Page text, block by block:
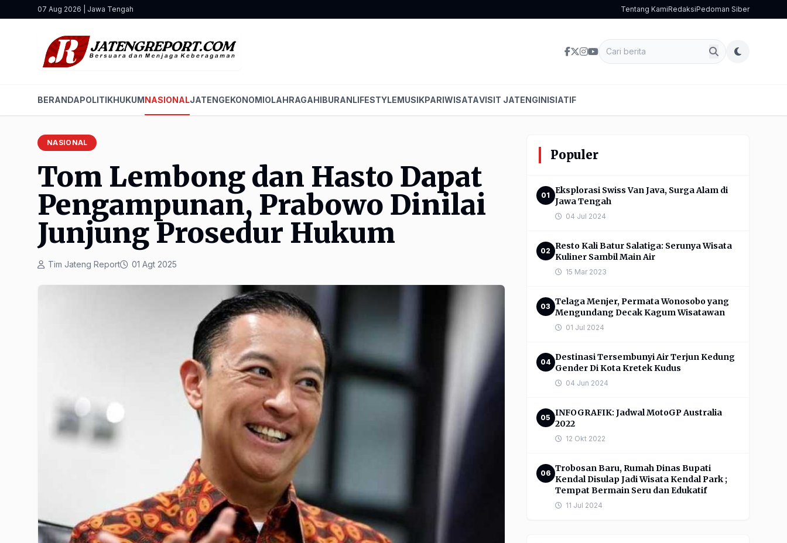
07 Aug 2026 | Jawa Tengah Tentang KamiRedaksiPedoman Siber
BERANDAPOLITIKHUKUMNASIONALJATENGEKONOMIOLAHRAGAHIBURANLIFESTYLEMUSIKPARIWISATAVISIT JATENGINISIATIF
NASIONAL
Tom Lembong dan Hasto Dapat
Pengampunan, Prabowo Dinilai
Junjung Prosedur Hukum
Tim Jateng Report 01 Agt 2025
Populer
01
Eksplorasi Swiss Van Java, Surga Alam di
Jawa Tengah
04 Jul 2024
02 Resto Kali Batur Salatiga: Serunya Wisata
Kuliner Sambil Main Air
15 Mar 2023
03 Telaga Menjer, Permata Wonosobo yang
Mengundang Decak Kagum Wisatawan
01 Jul 2024
04 Destinasi Tersembunyi Air Terjun Kedung
Gender Di Kota Kretek Kudus
04 Jun 2024
05 INFOGRAFIK: Jadwal MotoGP Australia
2022
12 Okt 2022
06 Trobosan Baru, Rumah Dinas Bupati
Kendal Disulap Jadi Wisata Kendal Park ;
Tempat Bermain Seru dan Edukatif
11 Jul 2024